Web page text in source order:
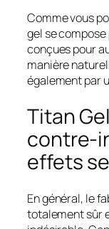
Comme vous
gel se
conçues pour
manière
également par
Titan
contre-
effets
En général, le
totalement sûr